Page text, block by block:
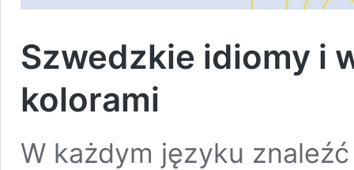
Szwedzkie idiomy i
kolorami
W każdym języku